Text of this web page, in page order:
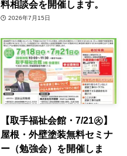
料相談会を開催します。
2026年7月15日
【取手福祉会館・7/21㊋】
屋根・外壁塗装無料セミナ
ー（勉強会）を開催しま